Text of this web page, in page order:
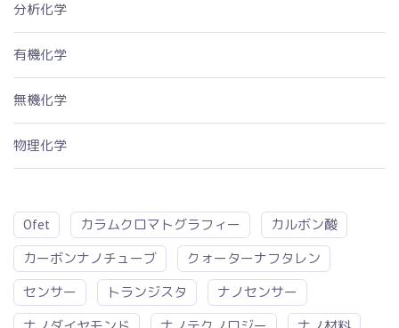
分析化学
有機化学
無機化学
物理化学
Ofet カラムクロマトグラフィー
カルボン酸
カーボンナノチューブ
クォーターナフタレン
センサー
トランジスタ
ナノセンサー